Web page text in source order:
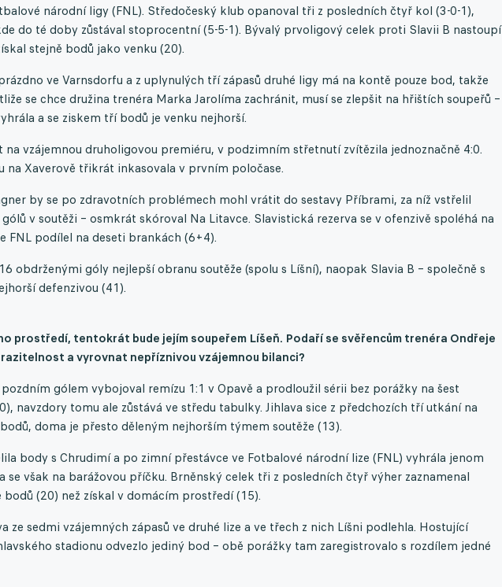
národní ligy (FNL). Středočeský klub opanoval tři z posledních čtyř kol (3-0-1),
do té doby zůstával stoprocentní (5-5-1). Bývalý prvoligový celek proti Slavii B nastoupí
stejně bodů jako venku (20).
ve Varnsdorfu a z uplynulých tří zápasů druhé ligy má na kontě pouze bod, takže
se chce družina trenéra Marka Jarolíma zachránit, musí se zlepšit na hřištích soupeřů –
a se ziskem tří bodů je venku nejhorší.
vzájemnou druholigovou premiéru, v podzimním střetnutí zvítězila jednoznačně 4:0.
na Xaverově třikrát inkasovala v prvním poločase.
by se po zdravotních problémech mohl vrátit do sestavy Příbrami, za níž vstřelil
v soutěži – osmkrát skóroval Na Litavce. Slavistická rezerva se v ofenzivě spoléhá na
FNL podílel na deseti brankách (6+4).
obdrženými góly nejlepší obranu soutěže (spolu s Líšní), naopak Slavia B – společně s
defenzivou (41).
prostředí, tentokrát bude jejím soupeřem Líšeň. Podaří se svěřencům trenéra Ondřeje
a vyrovnat nepříznivou vzájemnou bilanci?
gólem vybojoval remízu 1:1 v Opavě a prodloužil sérii bez porážky na šest
navzdory tomu ale zůstává ve středu tabulky. Jihlava sice z předchozích tří utkání na
doma je přesto děleným nejhorším týmem soutěže (13).
body s Chrudimí a po zimní přestávce ve Fotbalové národní lize (FNL) vyhrála jenom
se však na barážovou příčku. Brněnský celek tři z posledních čtyř výher zaznamenal
(20) než získal v domácím prostředí (15).
ze sedmi vzájemných zápasů ve druhé lize a ve třech z nich Líšni podlehla. Hostující
stadionu odvezlo jediný bod – obě porážky tam zaregistrovalo s rozdílem jedné